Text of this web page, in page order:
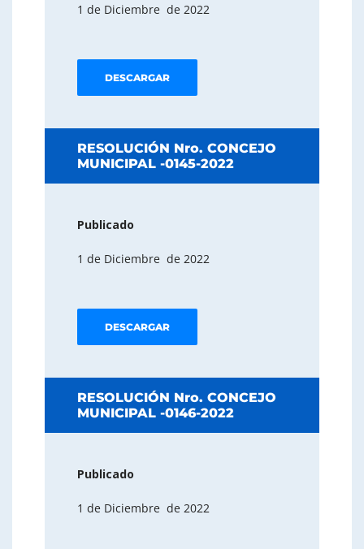
1 de Diciembre de 2022
DESCARGAR
RESOLUCIÓN Nro. CONCEJO
MUNICIPAL -0145-2022
Publicado
1 de Diciembre de 2022
DESCARGAR
RESOLUCIÓN Nro. CONCEJO
MUNICIPAL -0146-2022
Publicado
1 de Diciembre de 2022